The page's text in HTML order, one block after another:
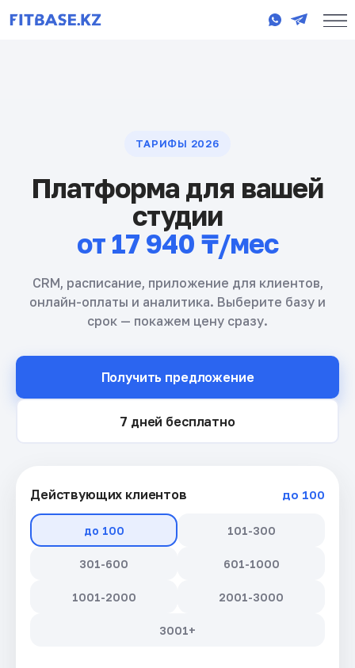
ТАРИФЫ 2026
Платформа для вашей
студии
от 17 940 ₸/мес
CRM, расписание, приложение для клиентов,
онлайн-оплаты и аналитика. Выберите базу и
срок — покажем цену сразу.
Получить предложение
7 дней бесплатно
Действующих клиентов до 100
до 100 101-300
301-600 601-1000
1001-2000 2001-3000
3001+